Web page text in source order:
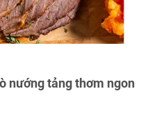
nướng tảng thơm ngon